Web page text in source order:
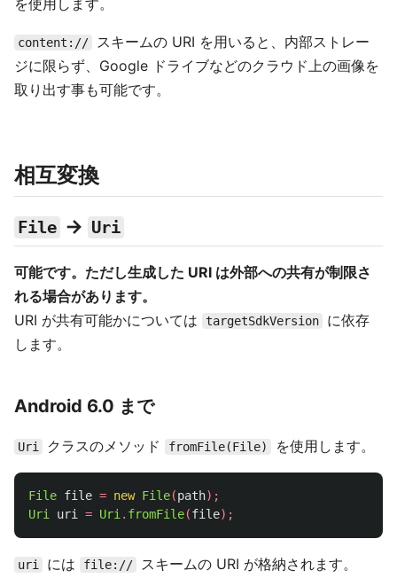
を使用します。
content://
スキームの URI を用いると、内部ストレー
ジに限らず、Google ドライブなどのクラウド上の画像を
取り出す事も可能です。
相互変換
File → Uri
可能です。ただし生成した URI は外部への共有が制限さ
れる場合があります。
URI が共有可能かについては
targetSdkVersion
に依存
します。
Android 6.0 まで
Uri クラスのメソッド fromFile(File) を使用します。
File file = new File(path);
Uri
uri = Uri . fromFile(file);
uri には file:// スキームの URI が格納されます。